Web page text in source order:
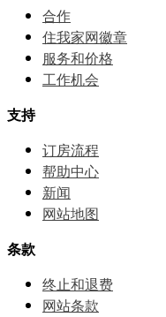
合作
住我家网徽章
服务和价格
⼯作机会
支持
订房流程
帮助中⼼
新闻
网站地图
条款
终止和退费
网站条款